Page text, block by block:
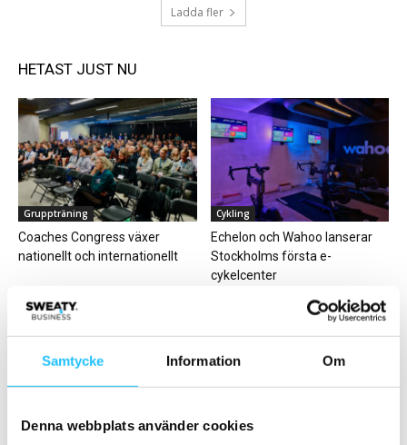
Samtycke Information Om
Denna webbplats använder cookies
Ladda fler
HETAST JUST NU
Gruppträning
Coaches Congress växer
nationellt och internationellt
Cykling
Echelon och Wahoo lanserar
Stockholms första e-
cykelcenter
Business Business